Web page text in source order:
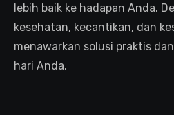
lebih baik ke hadapan Anda.
kesehatan, kecantikan, dan
menawarkan solusi praktis
hari Anda.